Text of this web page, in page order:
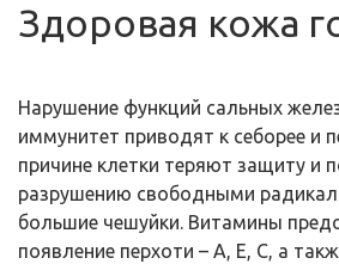
Здоровая кожа
Нарушение функций сальных
иммунитет приводят к себорее и
причине клетки теряют защиту и
разрушению свободными
большие чешуйки. Витамины
появление перхоти – А, Е, С, а